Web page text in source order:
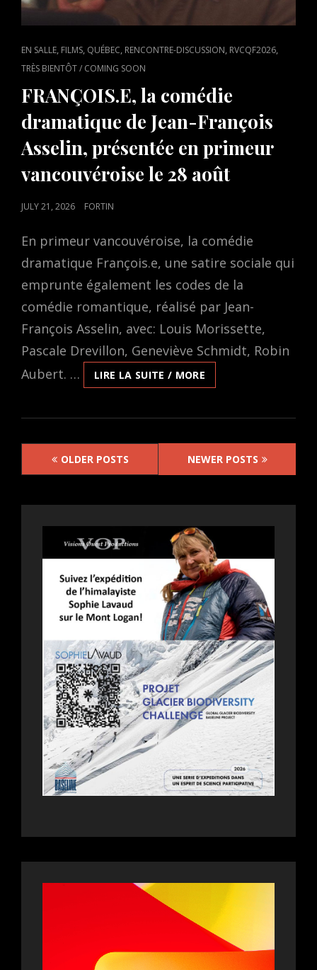
CAT
LINKS
EN SALLE, FILMS, QUÉBEC, RENCONTRE-DISCUSSION, RVCQF2026,
TRÈS BIENTÔT / COMING SOON
FRANÇOIS.E, la comédie
dramatique de Jean-François
Asselin, présentée en primeur
vancouvéroise le 28 août
POSTED
JULY 21, 2026 FORTIN
En primeur vancouvéroise, la comédie
dramatique François.e, une satire sociale qui
emprunte également les codes de la
comédie romantique, réalisé par Jean-
François Asselin, avec: Louis Morissette,
Pascale Drevillon, Geneviève Schmidt, Robin
Aubert. …
LIRE LA SUITE / MORE
LA
DRAMATIQUE
FRANÇOIS
ASSELIN,
EN
VANCOUVÉROISE
LE
28
AOÛT
Posts
navigationOLDER POSTS NEWER POSTS